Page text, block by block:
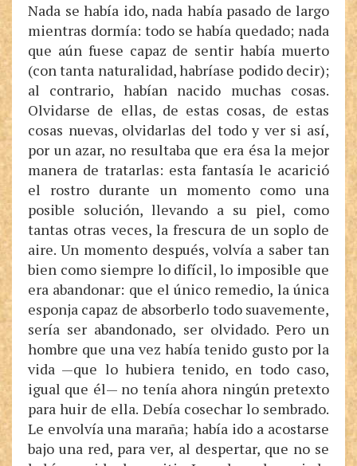
Nada se había ido, nada había pasado de largo
mientras dormía: todo se había quedado; nada
que aún fuese capaz de sentir había muerto
(con tanta naturalidad, habríase podido decir);
al contrario, habían nacido muchas cosas.
Olvidarse de ellas, de estas cosas, de estas
cosas nuevas, olvidarlas del todo y ver si así,
por un azar, no resultaba que era ésa la mejor
manera de tratarlas: esta fantasía le acarició
el rostro durante un momento como una
posible solución, llevando a su piel, como
tantas otras veces, la frescura de un soplo de
aire. Un momento después, volvía a saber tan
bien como siempre lo difícil, lo imposible que
era abandonar: que el único remedio, la única
esponja capaz de absorberlo todo suavemente,
sería ser abandonado, ser olvidado. Pero un
hombre que una vez había tenido gusto por la
vida —que lo hubiera tenido, en todo caso,
igual que él— no tenía ahora ningún pretexto
para huir de ella. Debía cosechar lo sembrado.
Le envolvía una maraña; había ido a acostarse
bajo una red, para ver, al despertar, que no se